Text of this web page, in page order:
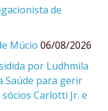
de
Múcio 06/08/2026
por Ludhmila
Saúde para gerir
Carlotti Jr. e